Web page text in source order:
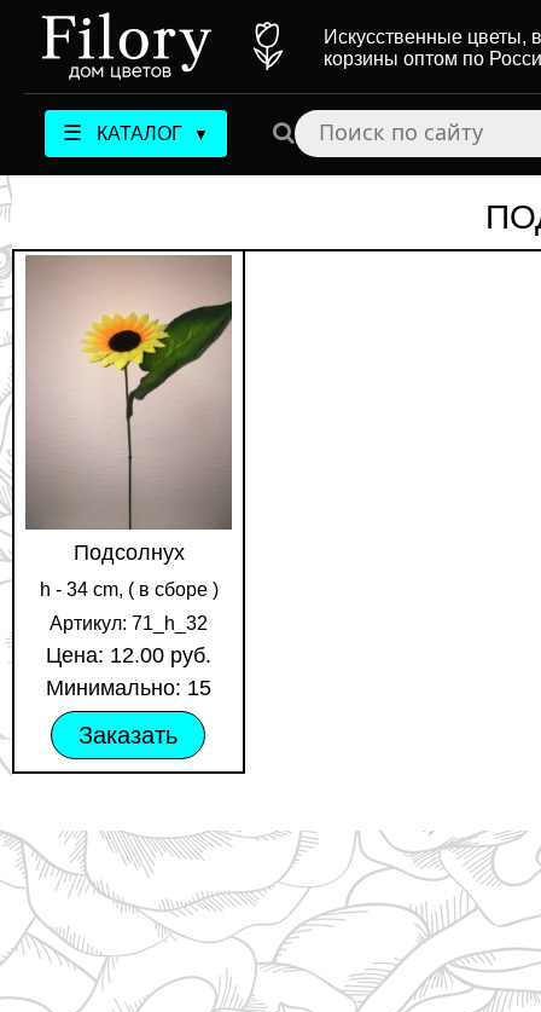
Искусственные цветы,
корзины оптом по
☰ КАТАЛОГ ▼
Подсолнух
h - 34 cm, ( в сборе )
Артикул: 71_h_32
Цена: 12.00 руб.
Минимально: 15
Заказать